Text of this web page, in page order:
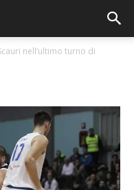
nell’ultimo turno di